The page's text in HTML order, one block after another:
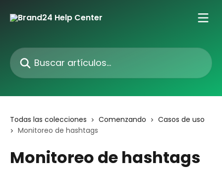
Buscar artículos...
Todas las colecciones Comenzando
Casos de uso
Monitoreo de hashtags
Monitoreo de hashtags